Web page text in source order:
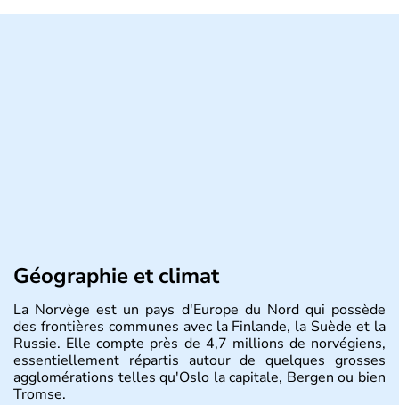
Géographie et climat
La Norvège est un pays d'Europe du Nord qui possède
des frontières communes avec la Finlande, la Suède et la
Russie. Elle compte près de 4,7 millions de norvégiens,
essentiellement répartis autour de quelques grosses
agglomérations telles qu'Oslo la capitale, Bergen ou bien
Tromse.